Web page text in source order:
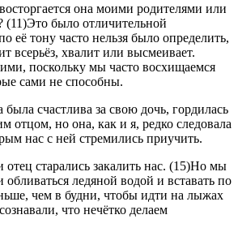
она моими родителями или
(11)Это было отличительной
её тону часто нельзя было определить,
всерьёз, хвалит или высмеивает.
поскольку мы часто восхищаемся
сами не способны.
счастлива за свою дочь, гордилась
отцом, но она, как и я, редко следовала
нас с ней стремились приучить.
старались закалить нас. (15)Но мы
ледяной водой и вставать по
чем в будни, чтобы идти на лыжах
что нечётко делаем